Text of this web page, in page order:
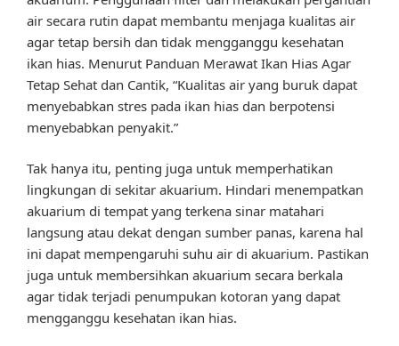
air secara rutin dapat membantu menjaga kualitas air
agar tetap bersih dan tidak mengganggu kesehatan
ikan hias. Menurut Panduan Merawat Ikan Hias Agar
Tetap Sehat dan Cantik, “Kualitas air yang buruk dapat
menyebabkan stres pada ikan hias dan berpotensi
menyebabkan penyakit.”
Tak hanya itu, penting juga untuk memperhatikan
lingkungan di sekitar akuarium. Hindari menempatkan
akuarium di tempat yang terkena sinar matahari
langsung atau dekat dengan sumber panas, karena hal
ini dapat mempengaruhi suhu air di akuarium. Pastikan
juga untuk membersihkan akuarium secara berkala
agar tidak terjadi penumpukan kotoran yang dapat
mengganggu kesehatan ikan hias.